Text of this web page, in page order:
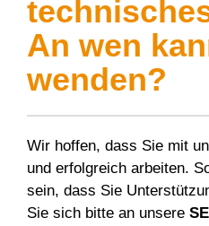
Fettbackgeräte
Teilen & Wirken Brötchen
Brotanlagen
Maschinenreiniger
Kontakt
WP SERVICELINE 24
Ersatzteile
Historie
Kooperationen
Praktikum
Von Rietberg in die Welt
Backzentrum
Veranstaltungen
Messetermine
Kontakt
Kontakt & Anfahrt
An wen
wenden?
Wir hoffen, dass Sie mit
und erfolgreich arbeiten.
sein, dass Sie
Sie sich bitte an unsere